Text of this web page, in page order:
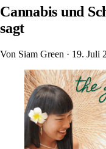
Cannabis und
sagt
Von Siam Green · 19. Juli